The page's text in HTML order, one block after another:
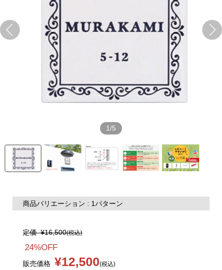
1/5
商品バリエーション : 1パターン
定価¥16,500(税込)
24%OFF
販売価格 ¥12,500(税込)